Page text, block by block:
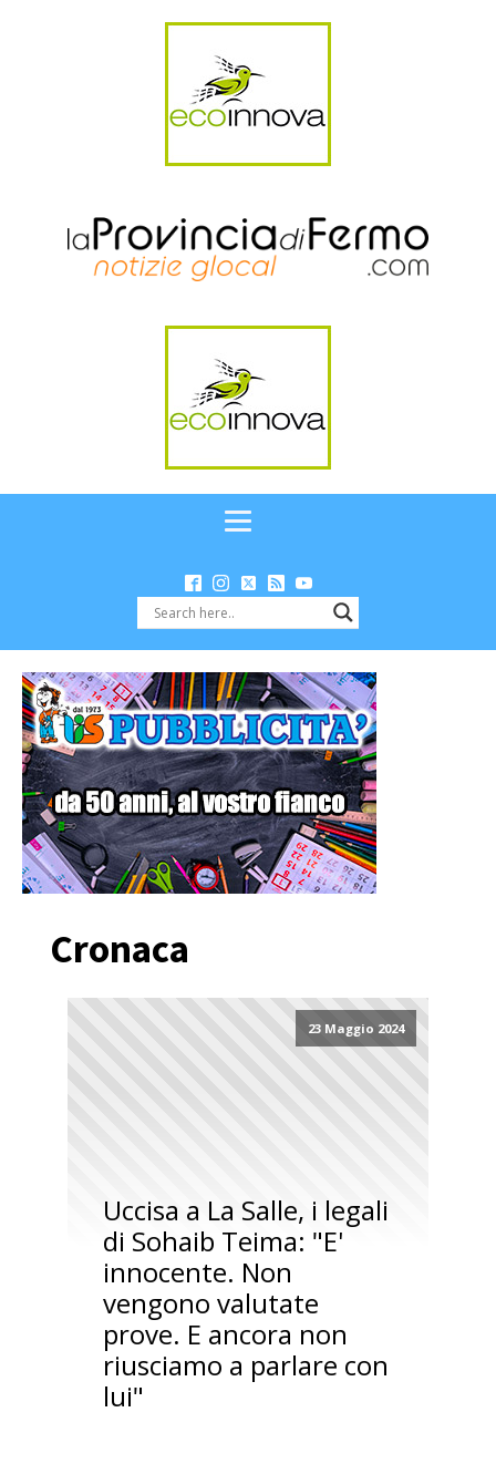
Cronaca
23 Maggio 2024
Uccisa a La Salle, i legali
di Sohaib Teima: "E'
innocente. Non
vengono valutate
prove. E ancora non
riusciamo a parlare con
lui"